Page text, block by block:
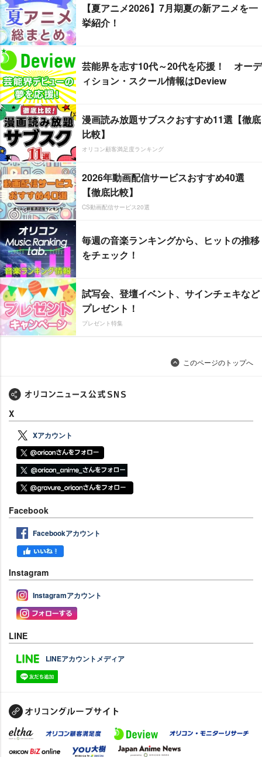
【夏アニメ2026】7月期夏の新アニメを一
挙紹介！
芸能界を志す10代～20代を応援！ オーデ
ィション・スクール情報はDeview
漫画読み放題サブスクおすすめ11選【徹底
比較】
オリコン顧客満足度ランキング
2026年動画配信サービスおすすめ40選
【徹底比較】
CS動画配信サービス20選
毎週の音楽ランキングから、ヒットの推移
をチェック！
試写会、登壇イベント、サインチェキなど
プレゼント！
プレゼント特集
このページのトップへ
X
Xアカウント
Facebook
Facebookアカウント
Instagram
Instagramアカウント
LINE
LINEアカウントメディア